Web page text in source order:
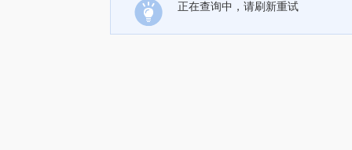
正在查询中，请刷新重试